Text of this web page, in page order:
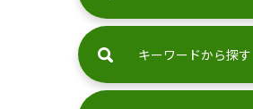
キーワードから探す